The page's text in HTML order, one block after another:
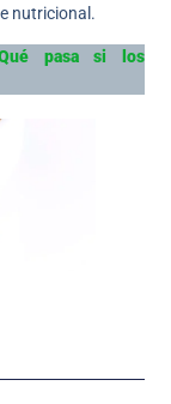
nutricional.
pasa si los